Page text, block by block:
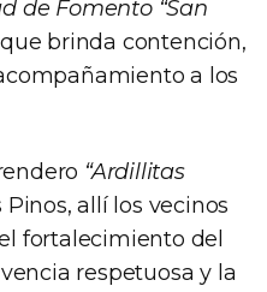
de Fomento “San
brinda contención,
a los
“Ardillitas
allí los vecinos
fortalecimiento del
respetuosa y la